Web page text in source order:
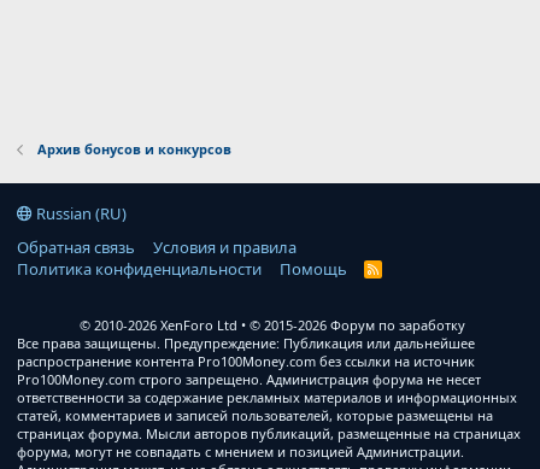
Архив бонусов и конкурсов
Russian (RU)
Обратная связь
Условия и правила
Политика конфиденциальности
Помощь
R
© 2010-2026 XenForo Ltd
© 2015-2026 Форум по заработку
Все права защищены. Предупреждение: Публикация или дальнейшее
распространение контента Pro100Money.com без ссылки на источник
Pro100Money.com строго запрещено. Администрация форума не несет
ответственности за содержание рекламных материалов и информационных
статей, комментариев и записей пользователей, которые размещены на
страницах форума. Мысли авторов публикаций, размещенные на страницах
форума, могут не совпадать с мнением и позицией Администрации.